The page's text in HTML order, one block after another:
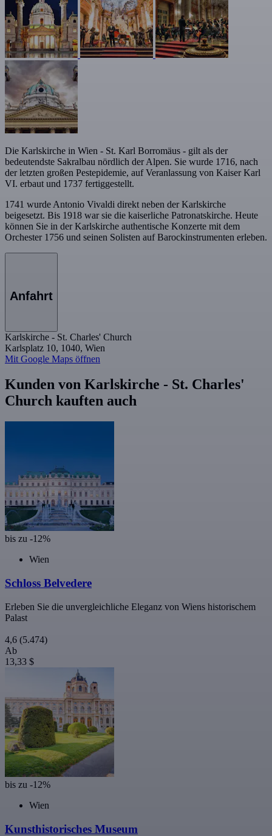
Die Karlskirche in Wien - St. Karl Borromäus - gilt als der
bedeutendste Sakralbau nördlich der Alpen. Sie wurde 1716, nach
der letzten großen Pestepidemie, auf Veranlassung von Kaiser Karl
VI. erbaut und 1737 fertiggestellt.
1741 wurde Antonio Vivaldi direkt neben der Karlskirche
beigesetzt. Bis 1918 war sie die kaiserliche Patronatskirche. Heute
können Sie in der Karlskirche authentische Konzerte mit dem
Orchester 1756 und seinen Solisten auf Barockinstrumenten erleben.
Anfahrt
Karlskirche - St. Charles' Church
Karlsplatz 10, 1040, Wien
Mit Google Maps öffnen
Kunden von Karlskirche - St. Charles'
Church kauften auch
bis zu -12%
Wien
Schloss Belvedere
Erleben Sie die unvergleichliche Eleganz von Wiens historischem
Palast
4,6 (5.474)
Ab
13,33 $
bis zu -12%
Wien
Kunsthistorisches Museum